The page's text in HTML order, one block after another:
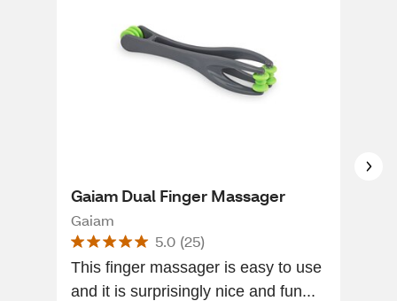
Gaiam Dual Finger Massager
Gaiam
5.0 (25)
This finger massager is easy to use
and it is surprisingly nice and fun...